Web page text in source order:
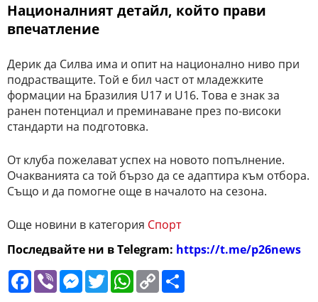
Националният детайл, който прави
впечатление
Дерик да Силва има и опит на национално ниво при
подрастващите. Той е бил част от младежките
формации на Бразилия U17 и U16. Това е знак за
ранен потенциал и преминаване през по-високи
стандарти на подготовка.
От клуба пожелават успех на новото попълнение.
Очакванията са той бързо да се адаптира към отбора.
Също и да помогне още в началото на сезона.
Още новини в категория Спорт
Последвайте ни в Telegram: https://t.me/p26news
Facebook
ViberMessenger
TwitterWhatsApp
Copy
Link